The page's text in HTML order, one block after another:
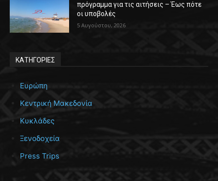
πρόγραμμα για τις αιτήσεις – Έως πότε
οι υποβολές
5 Αυγούστου, 2026
ΚΑΤΗΓΟΡΙΕΣ
Ευρώπη
Κεντρική Μακεδονία
Κυκλάδες
Ξενοδοχεία
Press Trips